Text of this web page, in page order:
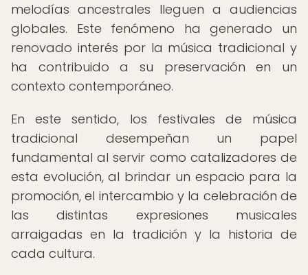
melodías ancestrales lleguen a audiencias
globales. Este fenómeno ha generado un
renovado interés por la música tradicional y
ha contribuido a su preservación en un
contexto contemporáneo.
En este sentido, los festivales de música
tradicional desempeñan un papel
fundamental al servir como catalizadores de
esta evolución, al brindar un espacio para la
promoción, el intercambio y la celebración de
las distintas expresiones musicales
arraigadas en la tradición y la historia de
cada cultura.